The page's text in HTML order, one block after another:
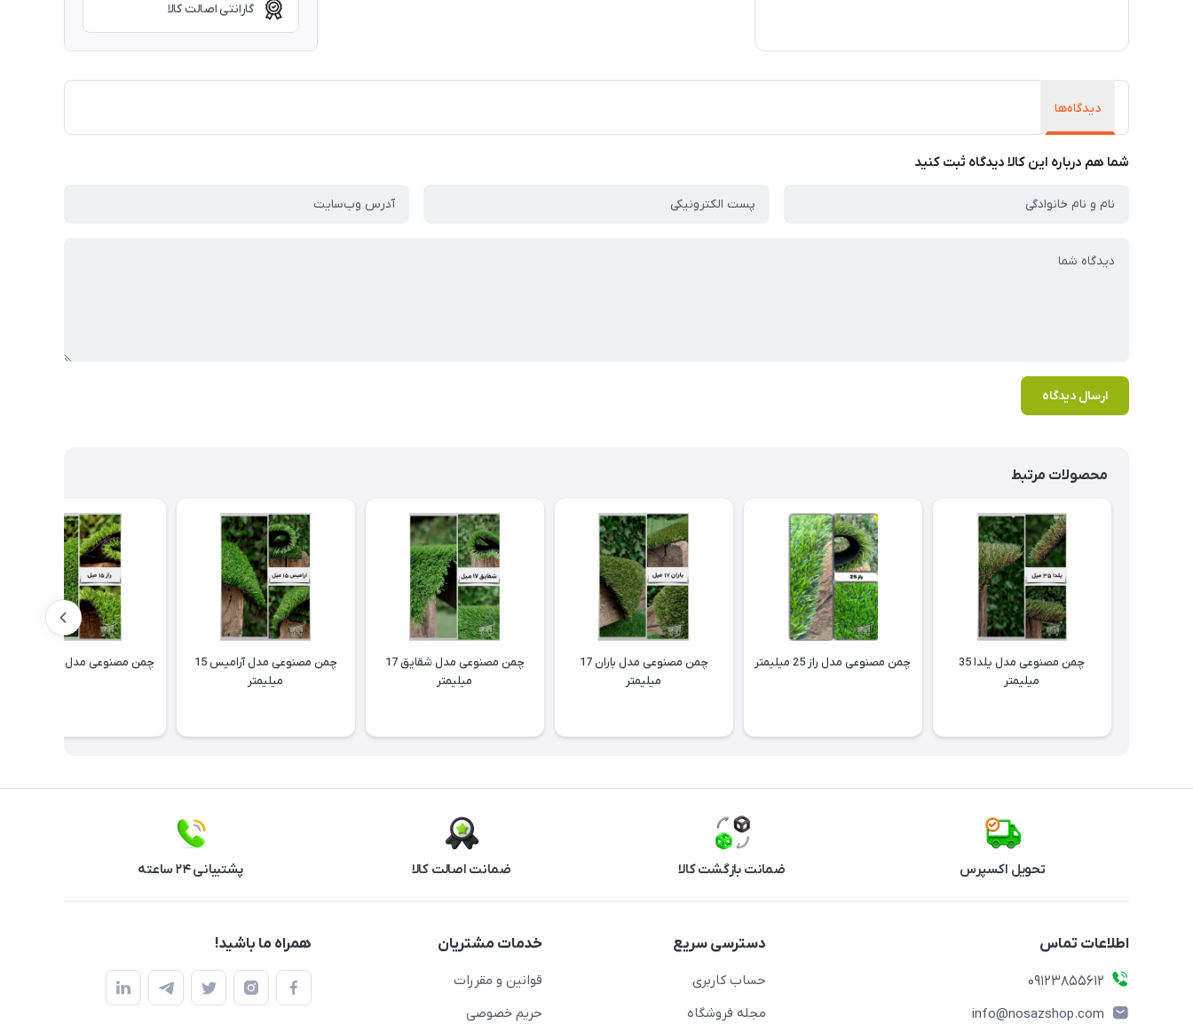
گارانتی اصالت کالا
دیدگاه‌ها
شما هم درباره این کالا دیدگاه ثبت کنید
ارسال دیدگاه
محصولات مرتبط
چمن مصنوعی مدل یلدا 35
میلیمتر
چمن مصنوعی مدل راز 25 میلیمتر
چمن مصنوعی مدل باران 17
میلیمتر
چمن مصنوعی مدل شقایق 17
میلیمتر
چمن مصنوعی مدل آرامیس 15
میلیمتر
چمن مصنوعی مدل راز 15 میلیمتر
تحویل اکسپرس ضمانت بازگشت کالا ضمانت اصالت کالا پشتیبانی ۲۴ ساعته
اطلاعات تماس
09123855612
info@nosazshop.com
دسترسی سریع
حساب کاربری
مجله فروشگاه
خدمات مشتریان
قوانین و مقررات
حریم خصوصی
همراه ما باشید!